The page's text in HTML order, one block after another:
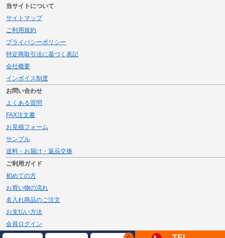
当サイトについて
サイトマップ
ご利用規約
プライバシーポリシー
特定商取引法に基づく表記
会社概要
インボイス制度
お問い合わせ
よくある質問
FAX注文書
お見積フォーム
サンプル
送料・お届け・返品交換
ご利用ガイド
初めての方
お買い物の流れ
名入れ商品のご注文
お支払い方法
会員ログイン
メルマガ登録